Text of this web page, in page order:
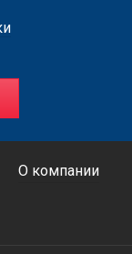
О компании